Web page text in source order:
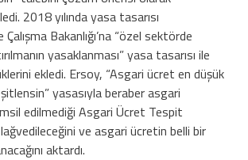
2018 yılında yasa tasarısı
Çalışma Bakanlığı’na “özel sektörde
yasaklanması” yasa tasarısı ile
ekledi. Ersoy, “Asgari ücret en düşük
yasasıyla beraber asgari
edilmediği Asgari Ücret Tespit
ve asgari ücretin belli bir
aktardı.